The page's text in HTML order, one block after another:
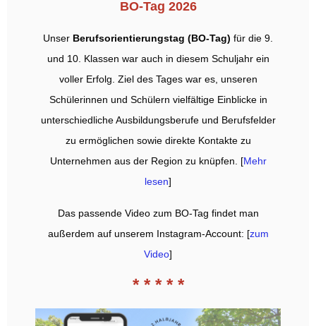
BO-Tag 2026
Unser Berufsorientierungstag (BO-Tag) für die 9.
und 10. Klassen war auch in diesem Schuljahr ein
voller Erfolg. Ziel des Tages war es, unseren
Schülerinnen und Schülern vielfältige Einblicke in
unterschiedliche Ausbildungsberufe und Berufsfelder
zu ermöglichen sowie direkte Kontakte zu
Unternehmen aus der Region zu knüpfen. [Mehr
lesen]
Das passende Video zum BO-Tag findet man
außerdem auf unserem Instagram-Account: [zum
Video]
* * * * *